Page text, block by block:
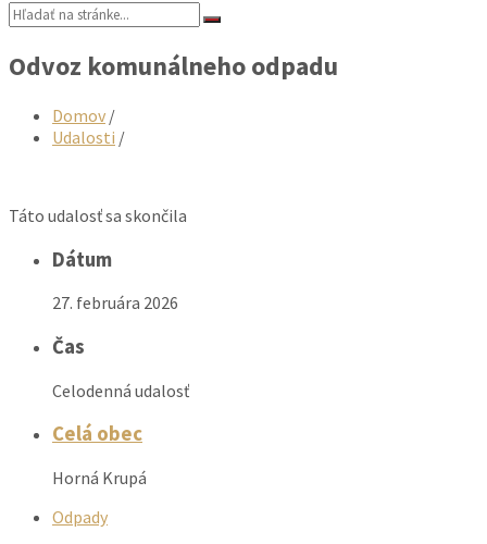
Vyhľadávanie:
Odvoz komunálneho odpadu
Domov /
Udalosti /
Táto udalosť sa skončila
Dátum
27. februára 2026
Čas
Celodenná udalosť
Celá obec
Horná Krupá
Odpady